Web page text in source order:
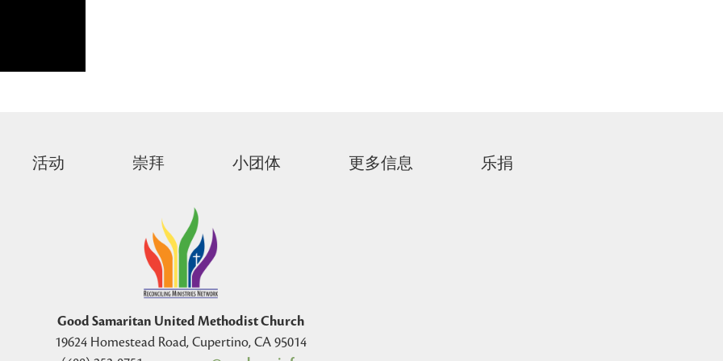
活动 崇拜 小团体 更多信息 乐捐
Good Samaritan United Methodist Church
19624 Homestead Road, Cupertino, CA 95014